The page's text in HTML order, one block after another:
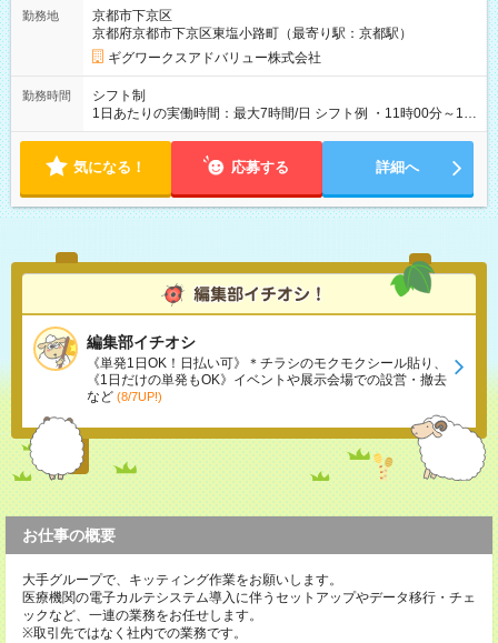
勤務地
京都市下京区
京都府京都市下京区東塩小路町（最寄り駅：京都駅）
ギグワークスアドバリュー株式会社
勤務時間
シフト制
1日あたりの実働時間：最大7時間/日 シフト例 ・11時00分～19
時00分
気になる！ 応募する 詳細へ
編集部イチオシ
《単発1日OK！日払い可》＊チラシのモクモクシール貼り、
《1日だけの単発もOK》イベントや展示会場での設営・撤去
など (8/7UP!)
お仕事の概要
大手グループで、キッティング作業をお願いします。
医療機関の電子カルテシステム導入に伴うセットアップやデータ移行・チェ
ックなど、一連の業務をお任せします。
※取引先ではなく社内での業務です。